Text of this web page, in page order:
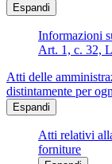
Espandi
Informazioni
Art. 1, c. 32,
Atti delle
distintamente per
Espandi
Atti relativi
forniture